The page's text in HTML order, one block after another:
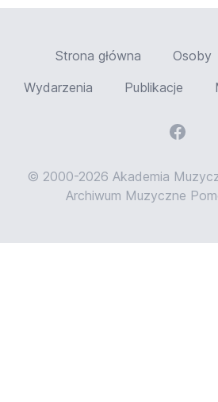
Strona główna Osoby
Wydarzenia
Publikacje
© 2000-2026 Akademia
Archiwum Muzyczne